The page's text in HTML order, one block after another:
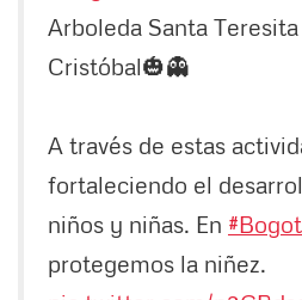
Arboleda Santa
Cristóbal🎃👻
A través de estas
fortaleciendo el
niños y niñas. En
protegemos la niñez.